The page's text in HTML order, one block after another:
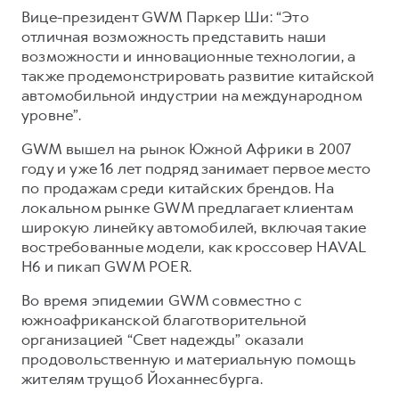
АКСЕССУАРЫ HAVAL
Автомобильные аксессуары
Коллекция CITY
Коллекция Базовая
Коллекция CITY
Коллекция Базовая
Коллекция Детская
Вице-президент GWM Паркер Ши: “Это
отличная возможность представить наши
возможности и инновационные технологии, а
также продемонстрировать развитие китайской
автомобильной индустрии на международном
уровне”.
GWM вышел на рынок Южной Африки в 2007
году и уже 16 лет подряд занимает первое место
по продажам среди китайских брендов. На
локальном рынке GWM предлагает клиентам
широкую линейку автомобилей, включая такие
востребованные модели, как кроссовер HAVAL
H6 и пикап GWM POER.
Во время эпидемии GWM совместно с
южноафриканской благотворительной
организацией “Свет надежды” оказали
продовольственную и материальную помощь
жителям трущоб Йоханнесбурга.